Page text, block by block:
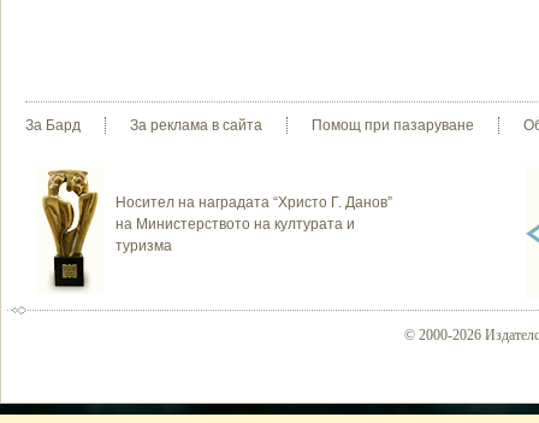
За Бард За реклама в сайта Помощ при пазаруване
Носител на наградата “Христо Г. Данов”
на Министерството на културата и
туризма
© 2000-2026